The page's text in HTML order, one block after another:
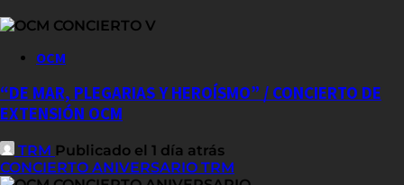
OCM
“DE MAR, PLEGARIAS Y HEROÍSMO” / CONCIERTO DE
EXTENSIÓN OCM
TRM Publicado el 1 día atrás
CONCIERTO ANIVERSARIO TRM